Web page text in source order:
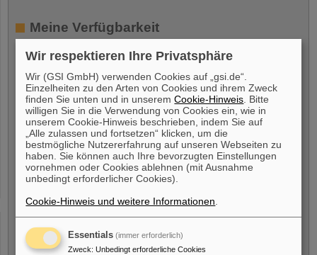
Meine Verfügbarkeit
Ich bin verfügbar ab*
Freiwillige Angabe
Ich bin eine Person mit
Nein
Wir respektieren Ihre Privatsphäre
Wir (GSI GmbH) verwenden Cookies auf „gsi.de“.
Einzelheiten zu den Arten von Cookies und ihrem Zweck
finden Sie unten und in unseremCookie-Hinweis . Bitte
willigen Sie in die Verwendung von Cookies ein, wie in
unserem Cookie-Hinweis beschrieben, indem Sie auf
„Alle zulassen und fortsetzen“ klicken, um die
bestmögliche Nutzererfahrung auf unseren Webseiten zu
haben. Sie können auch Ihre bevorzugten Einstellungen
vornehmen oder Cookies ablehnen (mit Ausnahme
unbedingt erforderlicher Cookies).
Cookie-Hinweis und weitere Informationen
Essentials (immer erforderlich)
Zweck: Unbedingt erforderliche Cookies